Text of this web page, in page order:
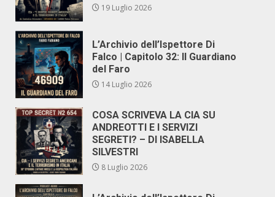
19 Luglio 2026
L’Archivio dell’Ispettore Di
Falco | Capitolo 32: Il Guardiano
del Faro
14 Luglio 2026
COSA SCRIVEVA LA CIA SU
ANDREOTTI E I SERVIZI
SEGRETI? – DI ISABELLA
SILVESTRI
8 Luglio 2026